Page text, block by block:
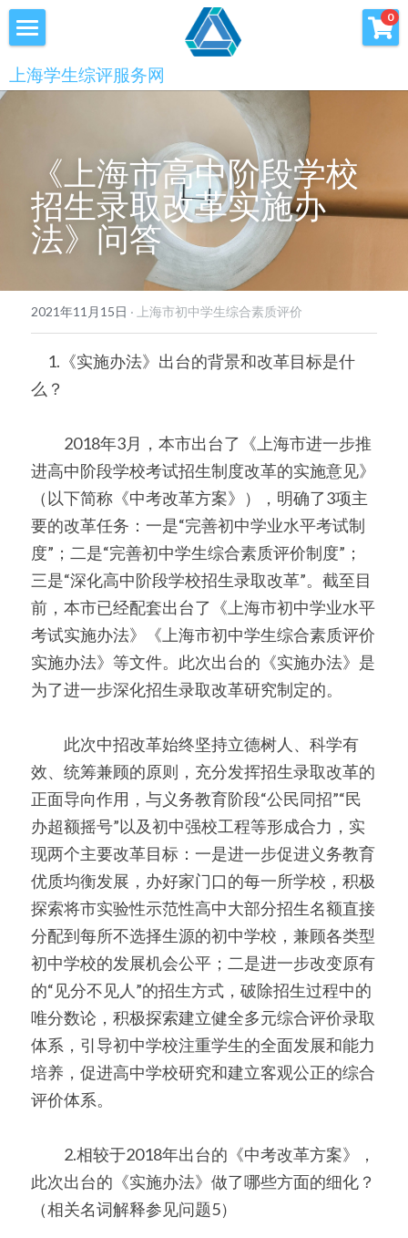
上海学生综评服务网
0
上海中高考
服务中心
科创书店
心理咨询
美国高中DC
Waterloo School
日本高中留学
精品课程
优沃家教
法语学习
新闻消息
联系我们
《上海市高中阶段学校
招生录取改革实施办
法》问答
2021年11月15日 · 上海市初中学生综合素质评价
1.《实施办法》出台的背景和改革目标是什
么？
2018年3月，本市出台了《上海市进一步推
进高中阶段学校考试招生制度改革的实施意见》
（以下简称《中考改革方案》），明确了3项主
要的改革任务：一是“完善初中学业水平考试制
度”；二是“完善初中学生综合素质评价制度”；
三是“深化高中阶段学校招生录取改革”。截至目
前，本市已经配套出台了《上海市初中学业水平
考试实施办法》《上海市初中学生综合素质评价
实施办法》等文件。此次出台的《实施办法》是
为了进一步深化招生录取改革研究制定的。
此次中招改革始终坚持立德树人、科学有
效、统筹兼顾的原则，充分发挥招生录取改革的
正面导向作用，与义务教育阶段“公民同招”“民
办超额摇号”以及初中强校工程等形成合力，实
现两个主要改革目标：一是进一步促进义务教育
优质均衡发展，办好家门口的每一所学校，积极
探索将市实验性示范性高中大部分招生名额直接
分配到每所不选择生源的初中学校，兼顾各类型
初中学校的发展机会公平；二是进一步改变原有
的“见分不见人”的招生方式，破除招生过程中的
唯分数论，积极探索建立健全多元综合评价录取
体系，引导初中学校注重学生的全面发展和能力
培养，促进高中学校研究和建立客观公正的综合
评价体系。
2.相较于2018年出台的《中考改革方案》，
此次出台的《实施办法》做了哪些方面的细化？
（相关名词解释参见问题5）
×
商品分类
优沃家教